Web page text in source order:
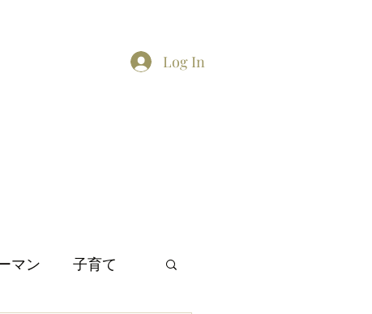
About Contact
Log In
マン 子育て